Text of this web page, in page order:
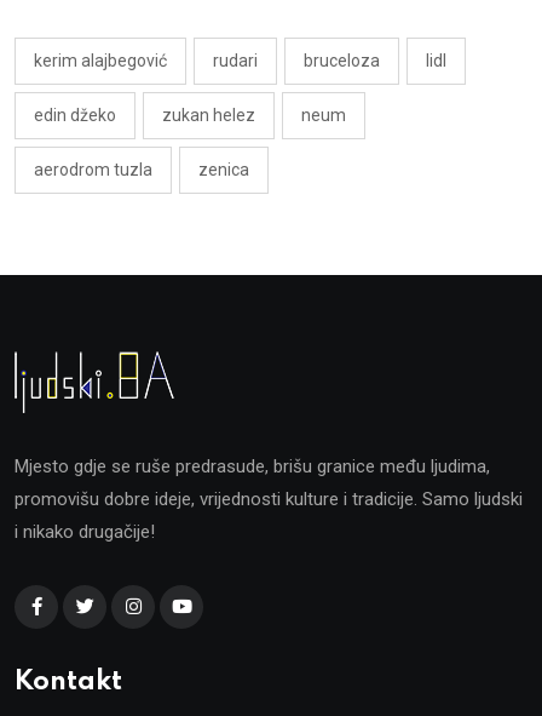
kerim alajbegović rudari bruceloza lidl
edin džeko zukan helez neum
aerodrom tuzla zenica
Mjesto gdje se ruše predrasude, brišu granice među ljudima,
promovišu dobre ideje, vrijednosti kulture i tradicije. Samo ljudski
i nikako drugačije!
Kontakt